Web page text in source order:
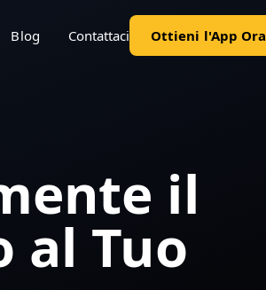
Blog Contattaci Ottieni l'App Ora
il
al Tuo